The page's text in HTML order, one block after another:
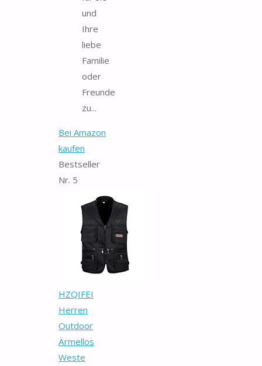
und
Ihre
liebe
Familie
oder
Freunde
zu...
Bei Amazon
kaufen
Bestseller
Nr. 5
HZQIFEI
Herren
Outdoor
Ärmellos
Weste